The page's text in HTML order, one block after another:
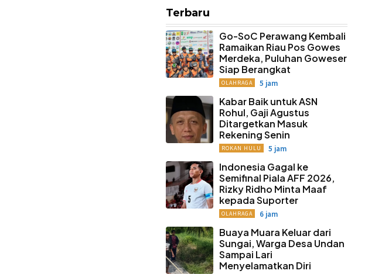
Terbaru
Go-SoC Perawang Kembali
Ramaikan Riau Pos Gowes
Merdeka, Puluhan Goweser
Siap Berangkat
OLAHRAGA 5 jam
Kabar Baik untuk ASN
Rohul, Gaji Agustus
Ditargetkan Masuk
Rekening Senin
ROKAN HULU 5 jam
Indonesia Gagal ke
Semifinal Piala AFF 2026,
Rizky Ridho Minta Maaf
kepada Suporter
OLAHRAGA 6 jam
Buaya Muara Keluar dari
Sungai, Warga Desa Undan
Sampai Lari
Menyelamatkan Diri